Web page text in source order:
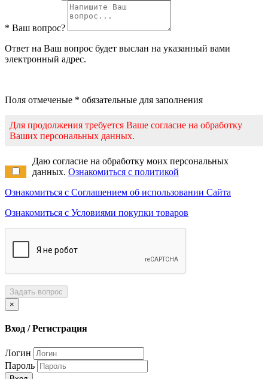
* Ваш вопрос?
Ответ на Ваш вопрос будет выслан на указанный вами
электронный адрес.
Поля отмеченые * обязательные для заполнения
Для продолжения требуется Ваше согласие на обработку
Ваших персональных данных.
Даю согласие на обработку моих персональных
данных. Ознакомиться с политикой
Ознакомиться с Соглашением об использовании Сайта
Ознакомиться с Условиями покупки товаров
Задать вопрос
×
Вход / Регистрация
Логин
Пароль